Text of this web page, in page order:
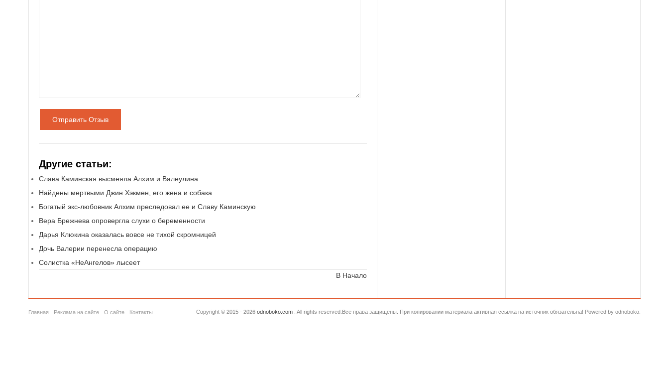
Отправить Отзыв
Другие статьи:
Слава Каминская высмеяла Алхим и Валеулина
Найдены мертвыми Джин Хэкмен, его жена и собака
Богатый экс-любовник Алхим преследовал ее и Славу Каминскую
Вера Брежнева опровергла слухи о беременности
Дарья Клюкина оказалась вовсе не тихой скромницей
Дочь Валерии перенесла операцию
Солистка «НеАнгелов» лысеет
В Начало
Главная Реклама на сайте О сайте Контакты Copyright © 2015 - 2026 odnoboko.com . All rights reserved.Все права защищены. При копировании материала активная ссылка на источник обязательна! Powered by odnoboko.